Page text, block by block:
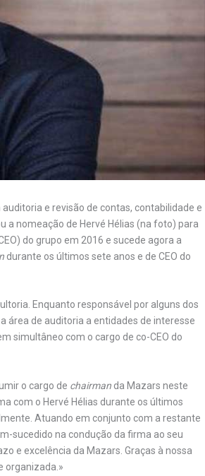
e revisão de contas, contabilidade e
a nomeação de Hervé Hélias (na foto) para
do grupo em 2016 e sucede agora a
durante os últimos sete anos e de CEO do
Enquanto responsável por alguns dos
área de auditoria a entidades de interesse
simultâneo com o cargo de co-CEO do
o cargo de chairman da Mazars neste
com o Hervé Hélias durante os últimos
Atuando em conjunto com a restante
sucedido na condução da firma ao seu
e excelência da Mazars. Graças à nossa
organizada.»